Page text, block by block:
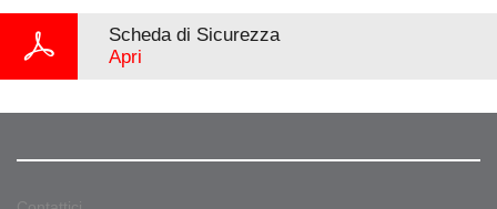
Scheda di Sicurezza
Apri